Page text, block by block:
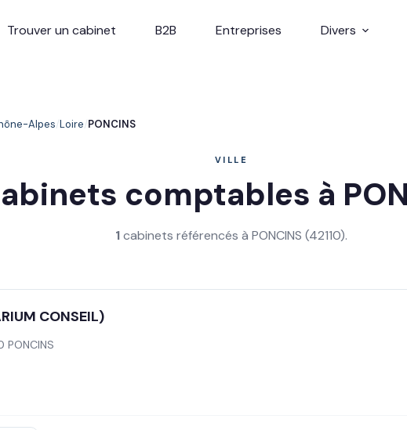
Trouver un cabinet B2B Entreprises Divers
Alpes Loire PONCINS
VILLE
comptables à
1cabinets référencés à PONCINS (42110).
CONSEIL)
PONCINS